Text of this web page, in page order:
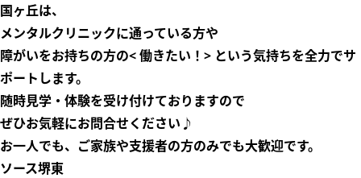
国ヶ丘は、
メンタルクリニックに通っている方や
障がいをお持ちの方の< 働きたい！> という気持ちを全力でサ
ポートします。
随時見学・体験を受け付けておりますので
ぜひお気軽にお問合せください♪
お一人でも、ご家族や支援者の方のみでも大歓迎です。
ソース堺東